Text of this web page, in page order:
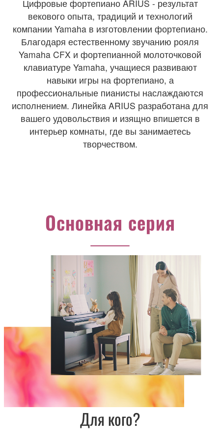
Цифровые фортепиано ARIUS - результат
векового опыта, традиций и технологий
компании Yamaha в изготовлении фортепиано.
Благодаря естественному звучанию рояля
Yamaha CFX и фортепианной молоточковой
клавиатуре Yamaha, учащиеся развивают
навыки игры на фортепиано, а
профессиональные пианисты наслаждаются
исполнением. Линейка ARIUS разработана для
вашего удовольствия и изящно впишется в
интерьер комнаты, где вы занимаетесь
творчеством.
Основная серия
Для кого?